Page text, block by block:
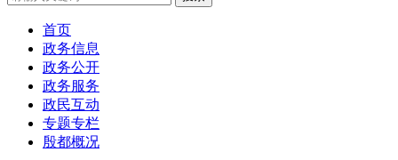
首页
政务信息
政务公开
政务服务
政民互动
专题专栏
殷都概况